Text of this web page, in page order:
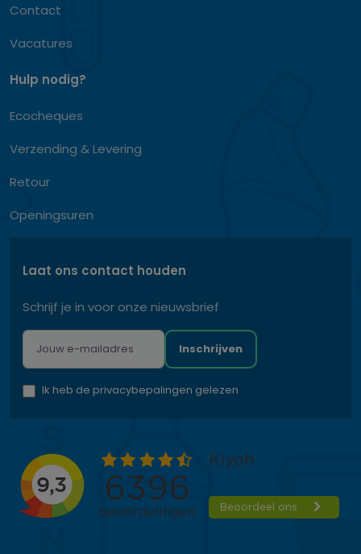
Contact
Vacatures
Hulp nodig?
Ecocheques
Verzending & Levering
Retour
Openingsuren
Laat ons contact houden
Schrijf je in voor onze nieuwsbrief
Inschrijven
Ik heb de privacybepalingen gelezen